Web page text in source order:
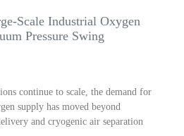
Scale Industrial Oxygen
Pressure Swing
continue to scale, the demand for
supply has moved beyond
and cryogenic air separation